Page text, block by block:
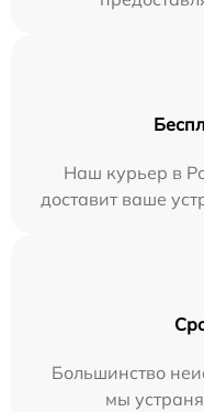
Наш курьер в
доставит ваше
Большинство
мы